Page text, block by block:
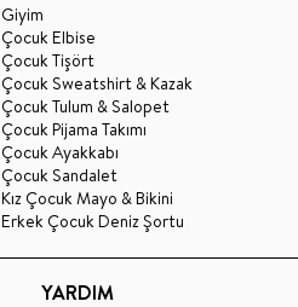
Giyim
Çocuk Elbise
Çocuk Tişört
Çocuk Sweatshirt & Kazak
Çocuk Tulum & Salopet
Çocuk Pijama Takımı
Çocuk Ayakkabı
Çocuk Sandalet
Kız Çocuk Mayo & Bikini
Erkek Çocuk Deniz Şortu
YARDIM